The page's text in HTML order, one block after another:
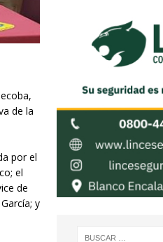
de la
por el
el
de
y